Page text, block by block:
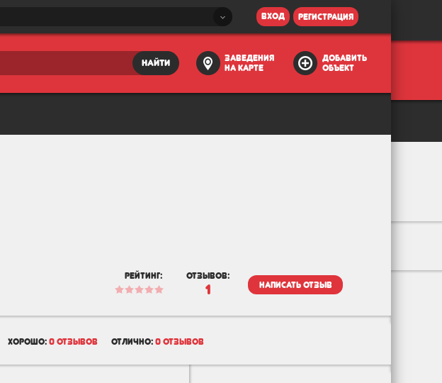
вход регистрация
найти
заведения
на карте
добавить
объект
рейтинг: отзывов:
1 написать отзыв
хорошо: 0 отзывов отлично: 0 отзывов